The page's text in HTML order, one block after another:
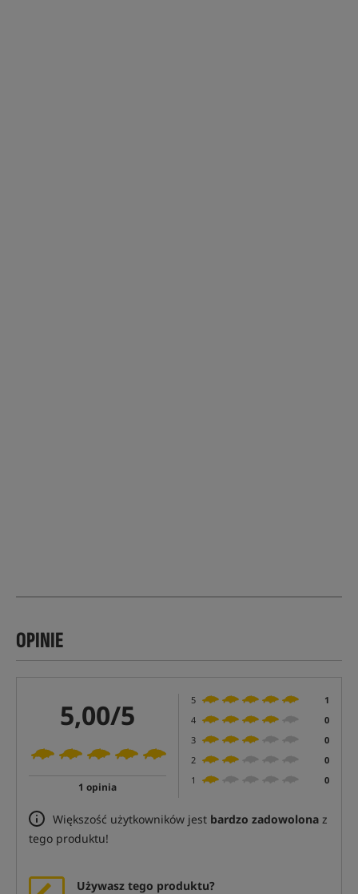
OPINIE
5,00/5
1 opinia
5
1
4
0
3
0
2
0
1
0
Większość użytkowników jest bardzo zadowolona z
tego produktu!
Używasz tego produktu?